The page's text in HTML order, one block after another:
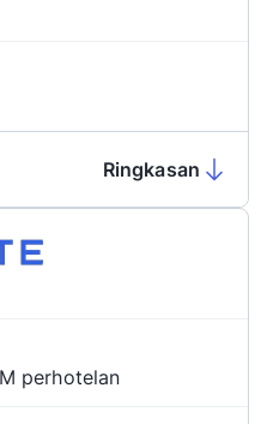
Ringkasan
perhotelan